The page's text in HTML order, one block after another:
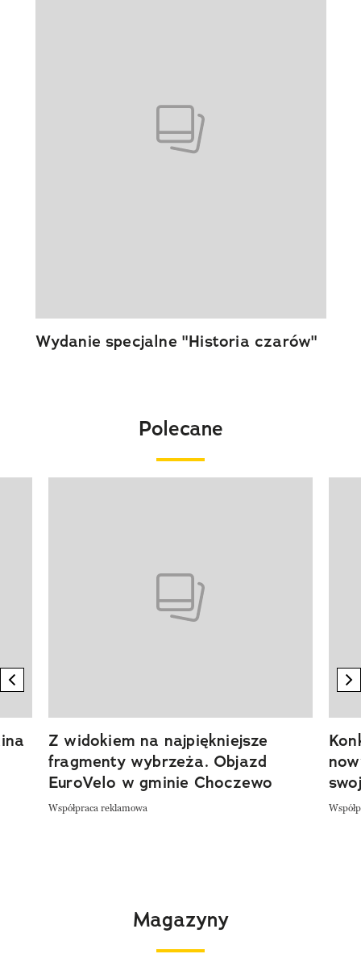
Wydanie specjalne "Historia czarów"
Polecane
previous element
Z widokiem na najpiękniejsze
fragmenty wybrzeża. Objazd
EuroVelo w gminie Choczewo
Współpraca reklamowa
Magazyny